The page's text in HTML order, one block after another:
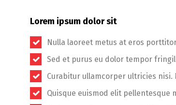
Lorem ipsum dolor sit
Nulla laoreet metus at eros
Sed et purus eu dolor tempor
Curabitur ullamcorper ultricies nisi.
Quisque euismod elit pellentesque